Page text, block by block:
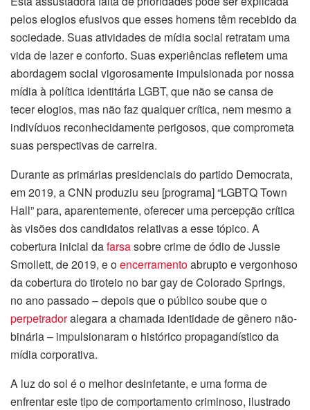
pelos elogios efusivos que esses homens têm recebido da
sociedade. Suas atividades de mídia social retratam uma
vida de lazer e conforto. Suas experiências refletem uma
abordagem social vigorosamente impulsionada por nossa
mídia à política identitária LGBT, que não se cansa de
tecer elogios, mas não faz qualquer crítica, nem mesmo a
indivíduos reconhecidamente perigosos, que comprometa
suas perspectivas de carreira.
Durante as primárias presidenciais do partido Democrata,
em 2019, a CNN produziu seu [programa] “LGBTQ Town
Hall” para, aparentemente, oferecer uma percepção crítica
às visões dos candidatos relativas a esse tópico. A
cobertura inicial dafarsasobre crime de ódio de Jussie
Smollett, de 2019, e oencerramentoabrupto e vergonhoso
da cobertura do tiroteio no bar gay de Colorado Springs,
no ano passado – depois que o público soube que o
perpetradoralegara a chamada identidade de gênero não-
binária – impulsionaram o histórico propagandístico da
mídia corporativa.
A luz do sol é o melhor desinfetante, e uma forma de
enfrentar este tipo de comportamento criminoso, ilustrado